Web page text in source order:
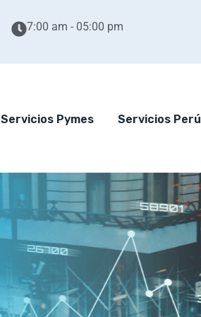
7:00 am - 05:00 pm
Servicios Pymes Servicios Perú